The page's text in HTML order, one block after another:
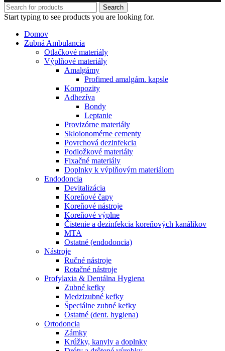
Search
Start typing to see products you are looking for.
Domov
Zubná Ambulancia
Otlačkové materiály
Výplňové materiály
Amalgámy
Profimed amalgám. kapsle
Kompozity
Adhezíva
Bondy
Leptanie
Provizórne materiály
Skloionomérne cementy
Povrchová dezinfekcia
Podložkové materiály
Fixačné materiály
Doplnky k výplňovým materiálom
Endodoncia
Devitalizácia
Koreňové čapy
Koreňové nástroje
Koreňové výplne
Čistenie a dezinfekcia koreňových kanálikov
MTA
Ostatné (endodoncia)
Nástroje
Ručné nástroje
Rotačné nástroje
Profylaxia & Dentálna Hygiena
Zubné kefky
Medzizubné kefky
Špeciálne zubné kefky
Ostatné (dent. hygiena)
Ortodoncia
Zámky
Krúžky, kanyly a doplnky